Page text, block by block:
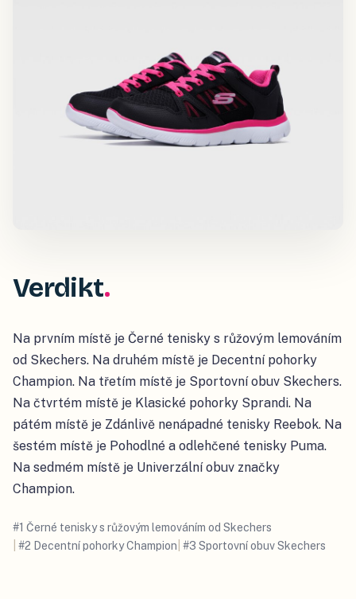
Verdikt
Na prvním místě je Černé tenisky s růžovým lemováním
od Skechers. Na druhém místě je Decentní pohorky
Champion. Na třetím místě je Sportovní obuv Skechers.
Na čtvrtém místě je Klasické pohorky Sprandi. Na
pátém místě je Zdánlivě nenápadné tenisky Reebok. Na
šestém místě je Pohodlné a odlehčené tenisky Puma.
Na sedmém místě je Univerzální obuv značky
Champion.
#1 Černé tenisky s růžovým lemováním od Skechers
#2 Decentní pohorky Champion #3 Sportovní obuv Skechers